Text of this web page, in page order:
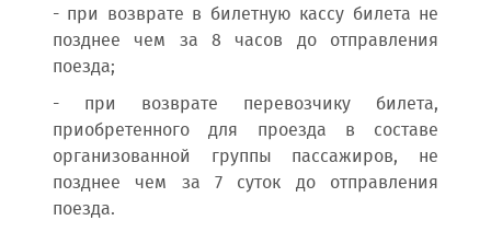
- при возврате в билетную кассу билета не
позднее чем за 8 часов до отправления
поезда;
- при возврате перевозчику билета,
приобретенного для проезда в составе
организованной группы пассажиров, не
позднее чем за 7 суток до отправления
поезда.